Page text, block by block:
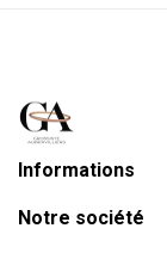
Informations
Notre société